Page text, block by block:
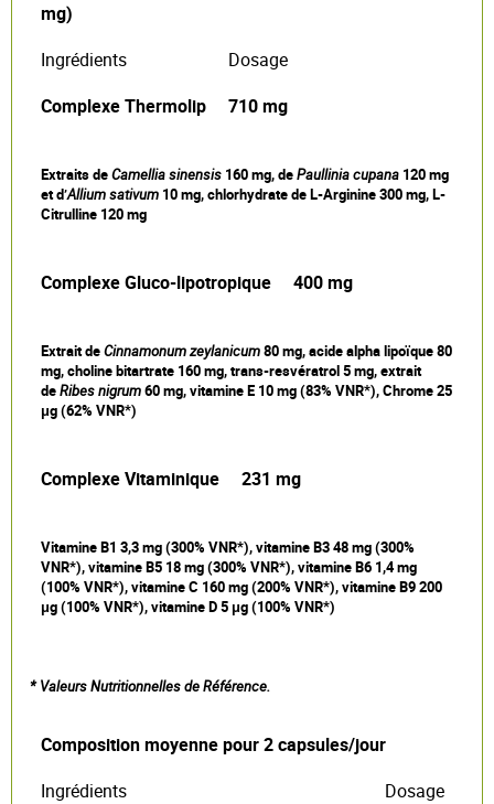
mg)
Ingrédients
Dosage
Complexe Thermolip
710 mg
Extraits deCamellia sinensis 160 mg, dePaullinia cupana 120 mg
et d’Allium sativum 10 mg, chlorhydrate de L-Arginine 300 mg, L-
Citrulline 120 mg
Complexe Gluco-lipotropique 400 mg
Extrait deCinnamonum zeylanicum80 mg, acide alpha lipoïque 80
mg, choline bitartrate 160 mg, trans-resvératrol 5 mg, extrait
deRibes nigrum60 mg, vitamine E 10 mg (83% VNR*), Chrome 25
μg (62% VNR*)
Complexe Vitaminique 231 mg
Vitamine B1 3,3 mg (300% VNR*), vitamine B3 48 mg (300%
VNR*), vitamine B5 18 mg (300% VNR*), vitamine B6 1,4 mg
(100% VNR*), vitamine C 160 mg (200% VNR*), vitamine B9 200
μg (100% VNR*), vitamine D 5 μg (100% VNR*)
* Valeurs Nutritionnelles de Référence.
Composition moyenne pour 2 capsules/jour
Ingrédients
Dosage